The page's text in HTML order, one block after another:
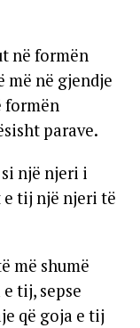
në formën
më në gjendje
formën
parave.
një njeri i
e tij një njeri të
më shumë
tij, sepse
që goja e tij